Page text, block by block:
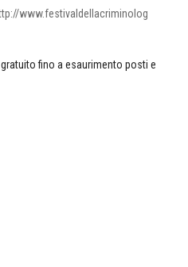
www.festivaldellacriminolog
fino a esaurimento posti e